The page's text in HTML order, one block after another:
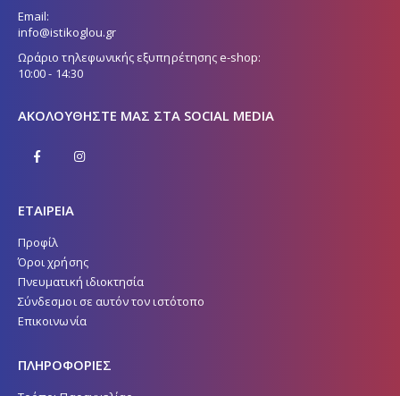
Email:
info@istikoglou.gr
Ωράριο τηλεφωνικής εξυπηρέτησης e-shop:
10:00 - 14:30
ΑΚΟΛΟΥΘΉΣΤΕ ΜΑΣ ΣΤΑ SOCIAL MEDIA
ΕΤΑΙΡΕΙΑ
Προφίλ
Όροι χρήσης
Πνευματική ιδιοκτησία
Σύνδεσμοι σε αυτόν τον ιστότοπο
Επικοινωνία
ΠΛΗΡΟΦΟΡΙΕΣ